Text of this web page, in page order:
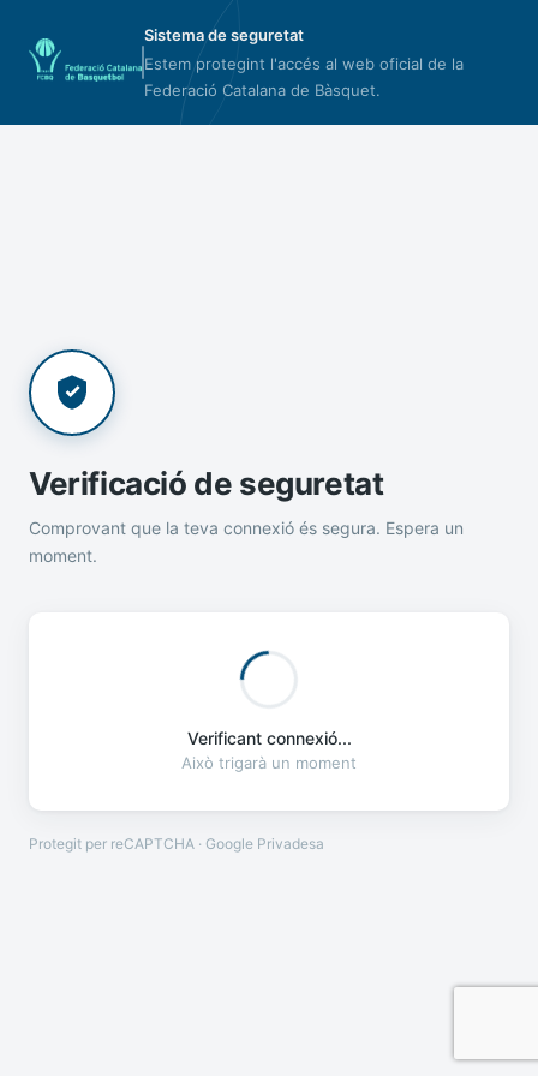
Sistema de seguretat
Estem protegint l'accés al web oficial de la
Federació Catalana de Bàsquet.
Verificació de seguretat
Comprovant que la teva connexió és segura. Espera un
moment.
Verificant connexió...
Això trigarà un moment
Protegit per reCAPTCHA · Google Privadesa